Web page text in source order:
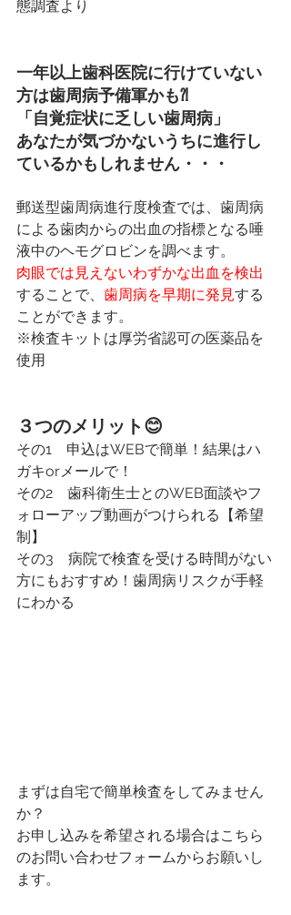
態調査より
一年以上歯科医院に行けていない
方は歯周病予備軍かも⁈
「自覚症状に乏しい歯周病」
あなたが気づかないうちに進行し
ているかもしれません・・・
郵送型歯周病進行度検査では、歯周病
による歯肉からの出血の指標となる唾
液中のヘモグロビンを調べます。
肉眼では見えないわずかな出血を検出
することで、 歯周病を早期に発見する
ことができます。
※検査キットは厚労省認可の医薬品を
使用
３つのメリット😊
その1　申込はWEBで簡単！結果はハ
ガキorメールで！
その2　歯科衛生士とのWEB面談やフ
ォローアップ動画がつけられる【希望
制】
その3　病院で検査を受ける時間がない
方にもおすすめ！歯周病リスクが手軽
にわかる
まずは自宅で簡単検査をしてみません
か？
お申し込みを希望される場合はこちら
のお問い合わせフォームからお願いし
ます。